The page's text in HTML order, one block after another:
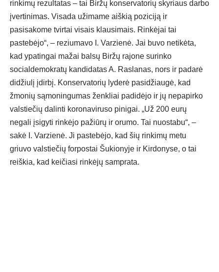
rinkimų rezultatas – tai Biržų konservatorių skyriaus darbo
įvertinimas. Visada užimame aiškią poziciją ir
pasisakome tvirtai visais klausimais. Rinkėjai tai
pastebėjo“, – reziumavo I. Varzienė. Jai buvo netikėta,
kad ypatingai mažai balsų Biržų rajone surinko
socialdemokratų kandidatas A. Raslanas, nors ir padarė
didžiulį įdirbį. Konservatorių lyderė pasidžiaugė, kad
žmonių sąmoningumas ženkliai padidėjo ir jų nepapirko
valstiečių dalinti koronaviruso pinigai. „Už 200 eurų
negali įsigyti rinkėjo pažiūrų ir orumo. Tai nuostabu“, –
sakė I. Varzienė. Ji pastebėjo, kad šių rinkimų metu
griuvo valstiečių forpostai Šukionyje ir Kirdonyse, o tai
reiškia, kad keičiasi rinkėjų samprata.